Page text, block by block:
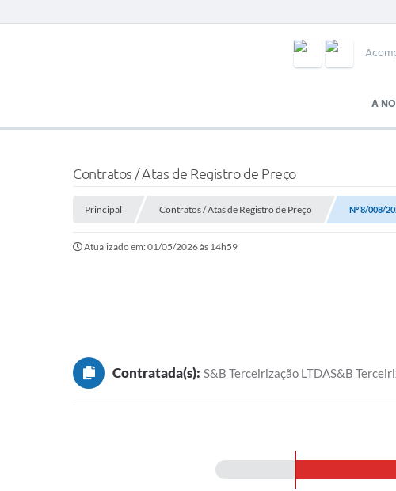
A
Contratos / Atas de Registro de Preço
Principal Contratos / Atas de Registro de Preço Nº 8/008/
Atualizado em: 01/05/2026 às 14h59
Contratada(s): S&B Terceirização LTDAS&B